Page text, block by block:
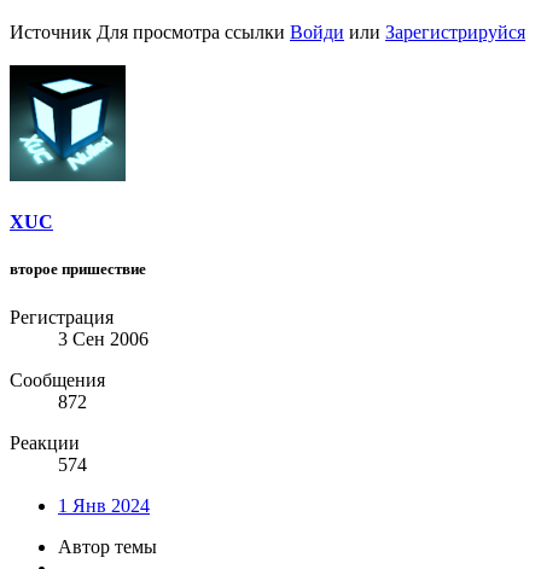
Источник Для просмотра ссылки Войди или Зарегистрируйся
XUC
второе пришествие
Регистрация
3 Сен 2006
Сообщения
872
Реакции
574
1 Янв 2024
Автор темы